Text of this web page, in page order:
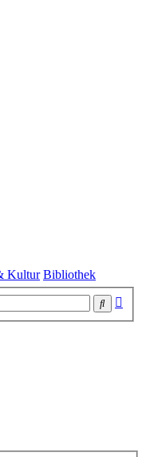
Kultur Bibliothek
Suche